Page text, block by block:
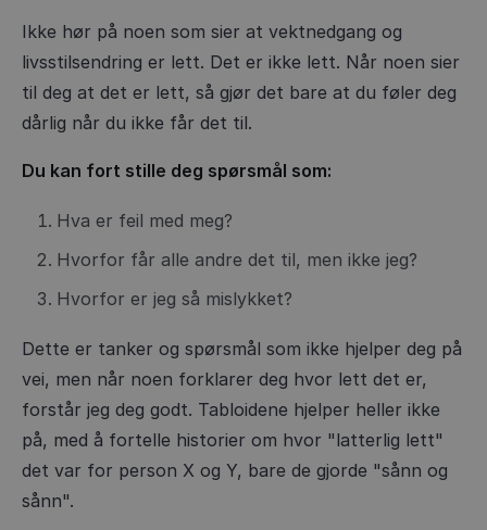
Ikke hør på noen som sier at vektnedgang og
livsstilsendring er lett. Det er ikke lett. Når noen sier
til deg at det er lett, så gjør det bare at du føler deg
dårlig når du ikke får det til.
Du kan fort stille deg spørsmål som:
Hva er feil med meg?
Hvorfor får alle andre det til, men ikke jeg?
Hvorfor er jeg så mislykket?
Dette er tanker og spørsmål som ikke hjelper deg på
vei, men når noen forklarer deg hvor lett det er,
forstår jeg deg godt. Tabloidene hjelper heller ikke
på, med å fortelle historier om hvor "latterlig lett"
det var for person X og Y, bare de gjorde "sånn og
sånn".